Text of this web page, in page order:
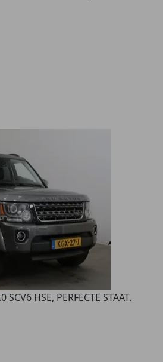
SCV6 HSE, PERFECTE STAAT.